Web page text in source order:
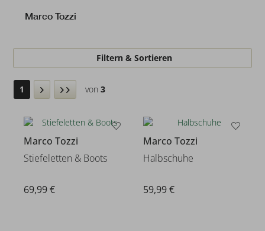
Marco Tozzi
Filtern & Sortieren
1 von3
Marco Tozzi
Stiefeletten & Boots
69,99 €
Marco Tozzi
Halbschuhe
59,99 €